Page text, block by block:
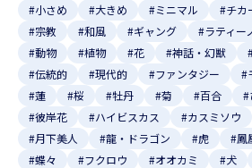
#小さめ
#大きめ #ミニマル #チカ
#宗教
#和風 #ギャング #ラティー
#動物
#植物 #花 #神話・幻獣
#伝統的
#現代的 #ファンタジー #
#蓮
#桜 #牡丹 #菊 #百合 #
#彼岸花
#ハイビスカス #カスミソウ
#月下美人
#龍・ドラゴン #虎 #鳳
#蝶々
#フクロウ #オオカミ #犬